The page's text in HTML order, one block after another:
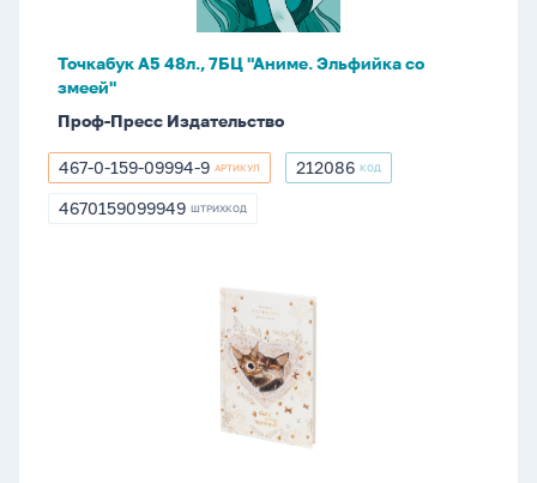
Точкабук А5 48л., 7БЦ "Аниме. Эльфийка со
змеей"
Проф-Пресс Издательство
467-
0-
467-0-159-09994-9 АРТИКУЛ 212086
212086 КОД
4670159099949
4670159099949 ШТРИХКОД